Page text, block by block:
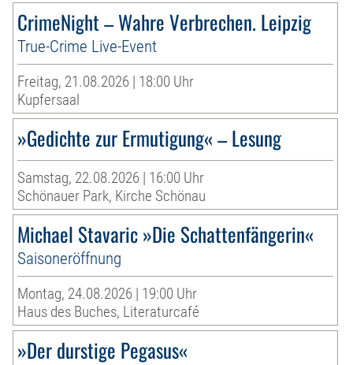
CrimeNight – Wahre Verbrechen. Leipzig
True-Crime Live-Event
Freitag, 21.08.2026 | 18:00 Uhr
Kupfersaal
»Gedichte zur Ermutigung« – Lesung
Samstag, 22.08.2026 | 16:00 Uhr
Schönauer Park, Kirche Schönau
Michael Stavaric »Die Schattenfängerin«
Saisoneröffnung
Montag, 24.08.2026 | 19:00 Uhr
Haus des Buches, Literaturcafé
»Der durstige Pegasus«